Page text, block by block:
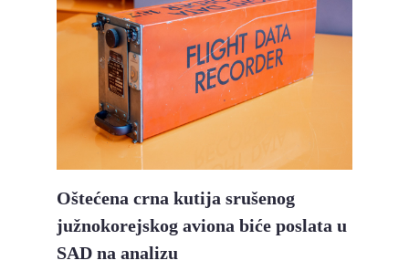
Oštećena crna kutija srušenog
južnokorejskog aviona biće poslata u
SAD na analizu